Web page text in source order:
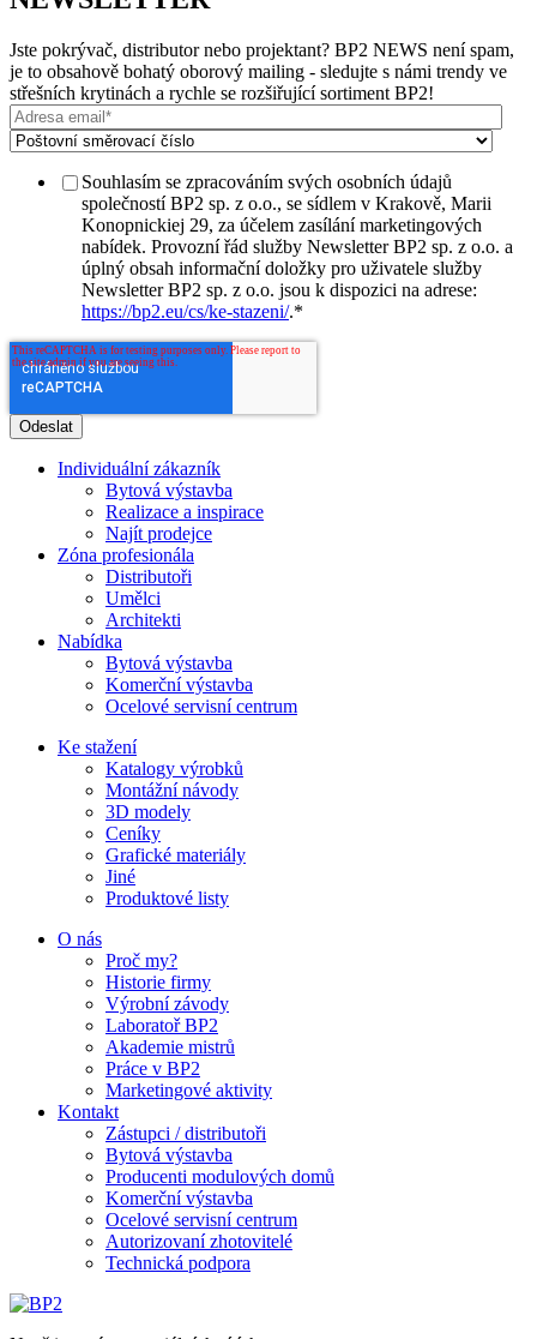
Jste pokrývač, distributor nebo projektant? BP2 NEWS není spam,
je to obsahově bohatý oborový mailing - sledujte s námi trendy ve
střešních krytinách a rychle se rozšiřující sortiment BP2!
Souhlasím se zpracováním svých osobních údajů
společností BP2 sp. z o.o., se sídlem v Krakově, Marii
Konopnickiej 29, za účelem zasílání marketingových
nabídek. Provozní řád služby Newsletter BP2 sp. z o.o. a
úplný obsah informační doložky pro uživatele služby
Newsletter BP2 sp. z o.o. jsou k dispozici na adrese:
https://bp2.eu/cs/ke-stazeni/.*
Individuální zákazník
Bytová výstavba
Realizace a inspirace
Najít prodejce
Zóna profesionála
Distributoři
Umělci
Architekti
Nabídka
Bytová výstavba
Komerční výstavba
Ocelové servisní centrum
Ke stažení
Katalogy výrobků
Montážní návody
3D modely
Ceníky
Grafické materiály
Jiné
Produktové listy
O nás
Proč my?
Historie firmy
Výrobní závody
Laboratoř BP2
Akademie mistrů
Práce v BP2
Marketingové aktivity
Kontakt
Zástupci / distributoři
Bytová výstavba
Producenti modulových domů
Komerční výstavba
Ocelové servisní centrum
Autorizovaní zhotovitelé
Technická podpora